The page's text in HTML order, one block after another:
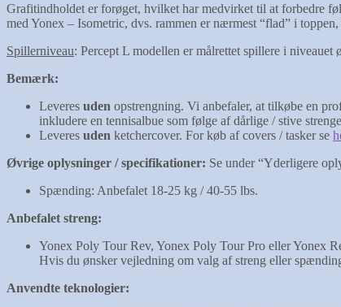
Grafitindholdet er forøget, hvilket har medvirket til at forbedre
med Yonex – Isometric, dvs. rammen er nærmest “flad” i
Spillerniveau: Percept L modellen er målrettet spillere i
Bemærk:
Leveres uden opstrengning. Vi anbefaler, at tilkøbe en
inkludere en tennisalbue som følge af dårlige / stive
Leveres uden ketchercover. For køb af covers / tasker se
Øvrige oplysninger / specifikationer: Se under “Yderligere
Spænding: Anbefalet 18-25 kg / 40-55 lbs.
Anbefalet streng:
Yonex Poly Tour Rev, Yonex Poly Tour Pro eller Yonex
Hvis du ønsker vejledning om valg af streng eller
Anvendte teknologier: